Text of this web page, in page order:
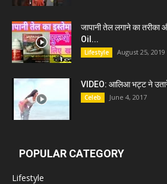
जापानी तेल लगाने का
Oil...
Lifestyle August 25, 2019
VIDEO: आलिआ भट्ट ने
Celeb June 4, 2017
POPULAR CATEGORY
Lifestyle